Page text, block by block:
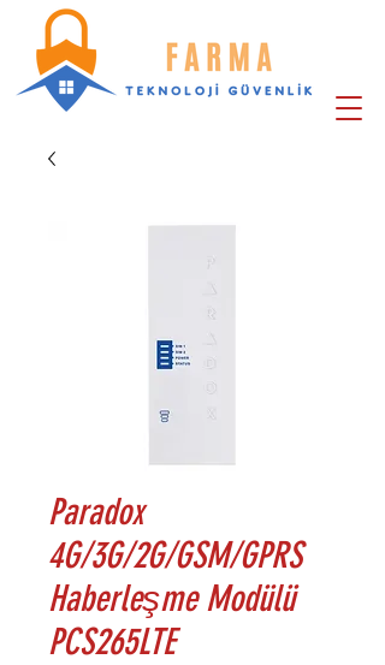
Paradox
4G/3G/2G/GSM/GPRS
Haberleşme Modülü
PCS265LTE